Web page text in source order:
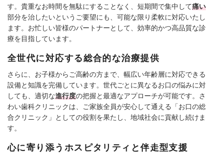
す。貴重なお時間を無駄にすることなく、短期間で集中して痛い
部分を治したいというご要望にも、可能な限り柔軟に対応いたし
ます。お忙しい皆様のパートナーとして、効率的かつ高品質な診
療を目指しています。
全世代に対応する総合的な治療提供
さらに、お子様からご高齢の方まで、幅広い年齢層に対応できる
設備と知識を完備しています。世代ごとに異なるお口の悩みに対
しても、適切な進行度の把握と最適なアプローチが可能です。さ
わい歯科クリニックは、ご家族全員が安心して通える「お口の総
合クリニック」としての役割を果たし、地域社会に貢献し続けま
す。
心に寄り添うホスピタリティと伴走型支援